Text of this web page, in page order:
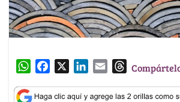
W
a
c
n
a
T
r